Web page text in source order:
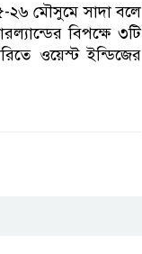
২৬ মৌসুমে সাদা বলে
বিপক্ষে ৩টি
ওয়েস্ট ইন্ডিজের